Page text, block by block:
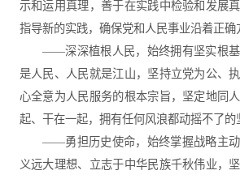
示和运用真理，善于在实践中检验和发展
指导新的实践，确保党和人民事业沿着正确
——深深植根人民，始终拥有坚实根基
是人民、人民就是江山，坚持立党为公、
心全意为人民服务的根本宗旨，坚定地同
起、干在一起，拥有任何风浪都动摇不了的
——勇担历史使命，始终掌握战略主动
义远大理想、立志于中华民族千秋伟业，